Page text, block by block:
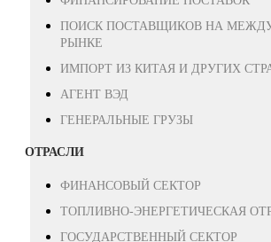
ПОИСК ПОСТАВЩИКОВ НА
РЫНКЕ
ИМПОРТ ИЗ КИТАЯ И ДРУГИХ
АГЕНТ ВЭД
ГЕНЕРАЛЬНЫЕ ГРУЗЫ
ОТРАСЛИ
ФИНАНСОВЫЙ СЕКТОР
ТОПЛИВНО-ЭНЕРГЕТИЧЕСКАЯ
ГОСУДАРСТВЕННЫЙ СЕКТОР